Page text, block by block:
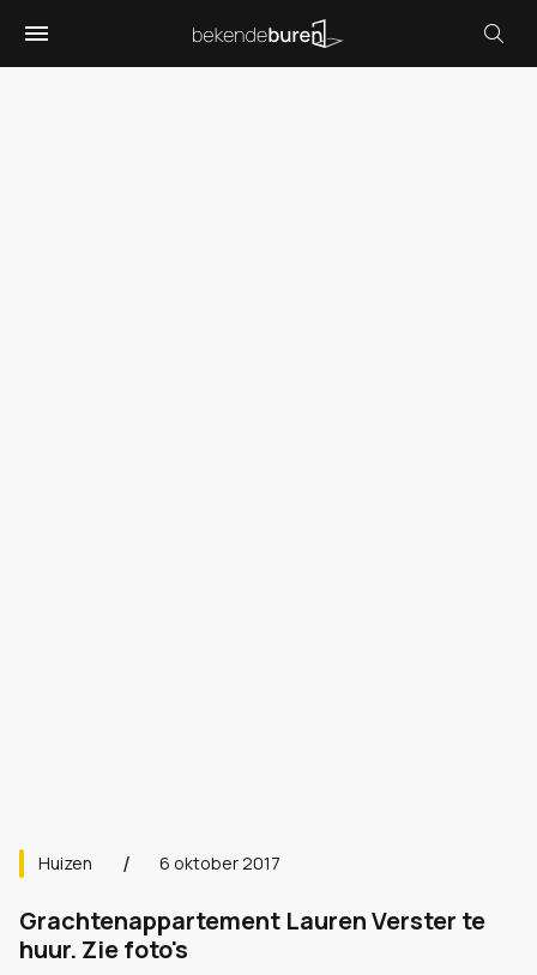
Huizen 6 oktober 2017
Grachtenappartement Lauren Verster te
huur. Zie foto's